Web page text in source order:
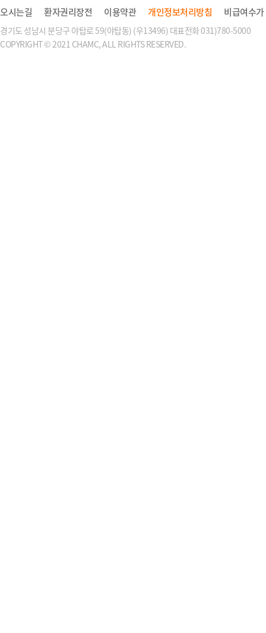
오시는길 환자권리장전 이용약관 개인정보처리방침 비급여수가
경기도 성남시 분당구 야탑로 59(야탑동) (우13496) 대표전화 031)780-5000
COPYRIGHT © 2021 CHAMC, ALL RIGHTS RESERVED.